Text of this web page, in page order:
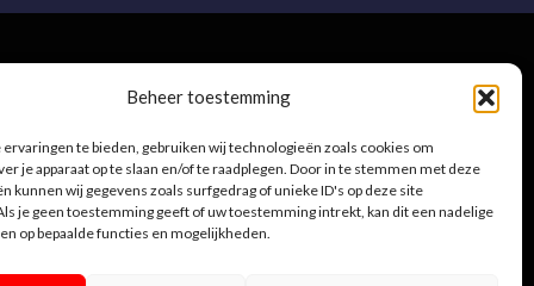
Beheer toestemming
ervaringen te bieden, gebruiken wij technologieën zoals cookies om
je apparaat op te slaan en/of te raadplegen. Door in te stemmen met deze
kunnen wij gegevens zoals surfgedrag of unieke ID's op deze site
je geen toestemming geeft of uw toestemming intrekt, kan dit een nadelige
op bepaalde functies en mogelijkheden.